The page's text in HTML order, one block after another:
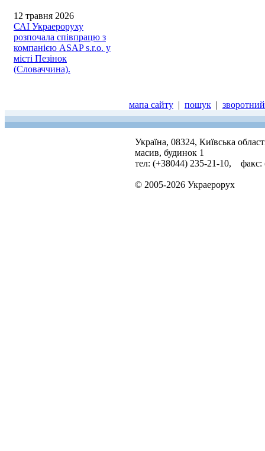
12 травня 2026
САІ Украероруху
розпочала співпрацю з
компанією ASAP s.r.o. у
місті Пезінок
(Словаччина).
мапа сайту | пошук |
Україна, 08324, Київська
масив, будинок 1
тел: (+38044) 235-21-10, факс:
© 2005-2026 Украерорух